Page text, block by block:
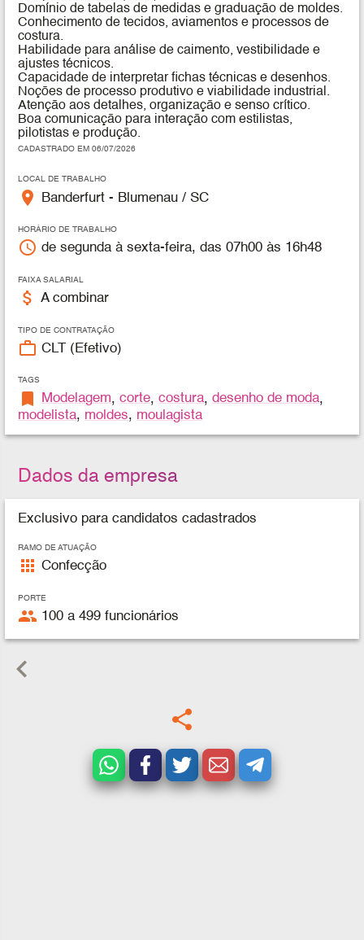
Domínio de tabelas de medidas e graduação de moldes.
Conhecimento de tecidos, aviamentos e processos de
costura.
Habilidade para análise de caimento, vestibilidade e
ajustes técnicos.
Capacidade de interpretar fichas técnicas e desenhos.
Noções de processo produtivo e viabilidade industrial.
Atenção aos detalhes, organização e senso crítico.
Boa comunicação para interação com estilistas,
pilotistas e produção.
CADASTRADO EM 06/07/2026
LOCAL DE TRABALHO
place Banderfurt - Blumenau / SC
HORÁRIO DE TRABALHO
access_time de segunda à sexta-feira, das 07h00 às 16h48
FAIXA SALARIAL
attach_money A combinar
TIPO DE CONTRATAÇÃO
work_outline CLT (Efetivo)
TAGS
bookmark Modelagem,corte,costura,desenho de moda,
modelista, moldes, moulagista
Dados da empresa
Exclusivo para candidatos cadastrados
RAMO DE ATUAÇÃO
apps Confecção
PORTE
people 100 a 499 funcionários
keyboard_arrow_left
share